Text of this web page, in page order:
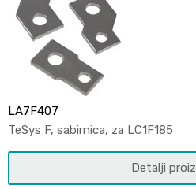
LA7F407
TeSys F, sabirnica, za LC1F185
Detalji